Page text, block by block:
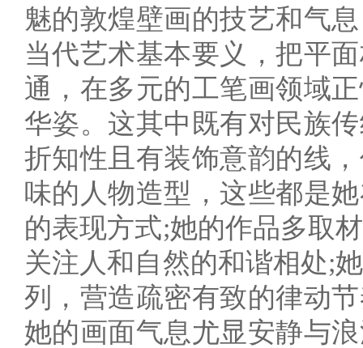
魅的敦煌壁画的技艺和气
当代艺术基本要义，把平
通，在多元的工笔画领域
华姿。这其中既有对民族
折知性且有装饰意韵的线
味的人物造型，这些都是
的表现方式;她的作品多取
关注人和自然的和谐相处;
列，营造疏密有致的律动
她的画面气息尤显安静与